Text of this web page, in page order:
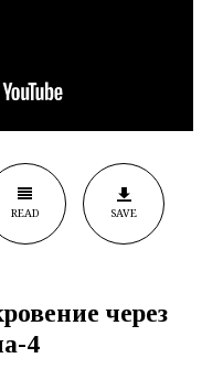
READ SAVE
через
4